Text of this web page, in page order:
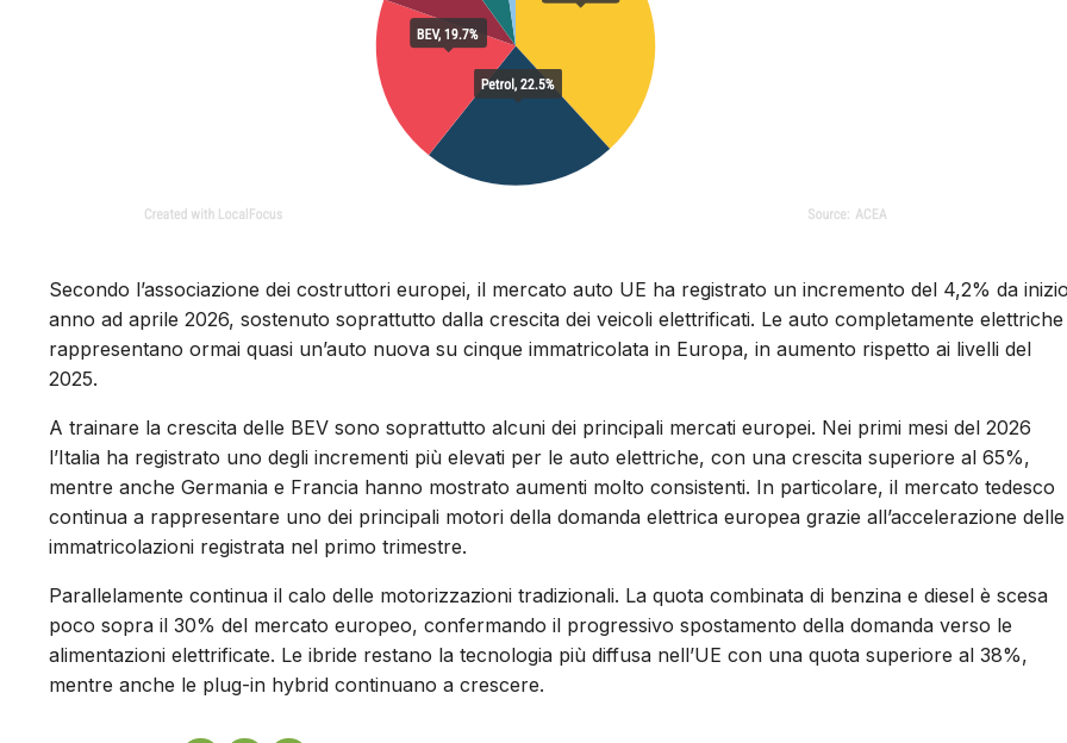
Secondo l’associazione dei costruttori europei, il mercato auto UE ha registrato un incremento del 4,2% da
anno ad aprile 2026, sostenuto soprattutto dalla crescita dei veicoli elettrificati. Le auto completamente elettriche
rappresentano ormai quasi un’auto nuova su cinque immatricolata in Europa, in aumento rispetto ai livelli del
2025.
A trainare la crescita delle BEV sono soprattutto alcuni dei principali mercati europei. Nei primi mesi del 2026
l’Italia ha registrato uno degli incrementi più elevati per le auto elettriche, con una crescita superiore al 65%,
mentre anche Germania e Francia hanno mostrato aumenti molto consistenti. In particolare, il mercato tedesco
continua a rappresentare uno dei principali motori della domanda elettrica europea grazie all’accelerazione delle
immatricolazioni registrata nel primo trimestre.
Parallelamente continua il calo delle motorizzazioni tradizionali. La quota combinata di benzina e diesel è scesa
poco sopra il 30% del mercato europeo, confermando il progressivo spostamento della domanda verso le
alimentazioni elettrificate. Le ibride restano la tecnologia più diffusa nell’UE con una quota superiore al 38%,
mentre anche le plug-in hybrid continuano a crescere.